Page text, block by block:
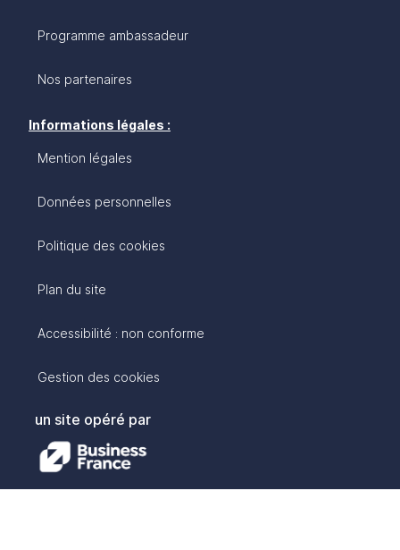
Programme ambassadeur
Nos partenaires
Informations légales :
Mention légales
Données personnelles
Politique des cookies
Plan du site
Accessibilité : non conforme
Gestion des cookies
un site opéré par
avec :